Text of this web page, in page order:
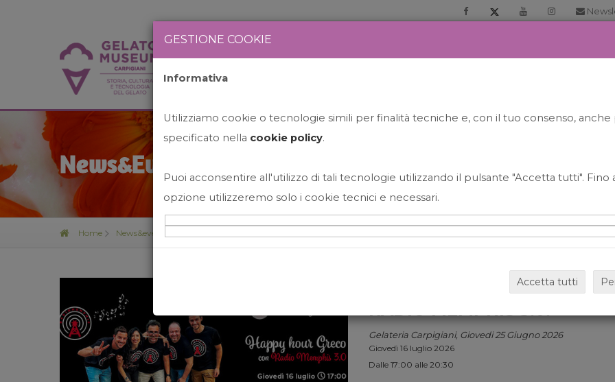
News&Events
Home News&events
HAPPY HOUR GRECO CON
RADIO MEMPHIS 3.0.
Gelateria Carpigiani, Giovedi 25 Giugno 2026
Giovedì 16 luglio 2026
Dalle 17:00 alle 20:30
GESTIONE COOKIE
Informativa
Utilizziamo cookie o tecnologie simili per finalità tecniche e, con il tuo consenso,
specificato nella cookie policy.
Puoi acconsentire all'utilizzo di tali tecnologie utilizzando il pulsante "Accetta tutti". Fino
opzione utilizzeremo solo i cookie tecnici e necessari.
Accetta tutti